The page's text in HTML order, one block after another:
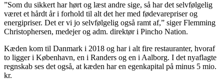
”Som du sikkert har hørt og læst andre sige, så har det selvfølgelig
været et hårdt år i forhold til alt det her med fødevarepriser og
energipriser. Det er vi jo selvfølgelig også ramt af,” siger Flemming
Christophersen, medejer og adm. direktør i Pincho Nation.
Kæden kom til Danmark i 2018 og har i alt fire restauranter, hvoraf
to ligger i København, en i Randers og en i Aalborg. I det nyaflagte
regnskab ses det også, at kæden har en egenkapital på minus 5 mio.
kr.